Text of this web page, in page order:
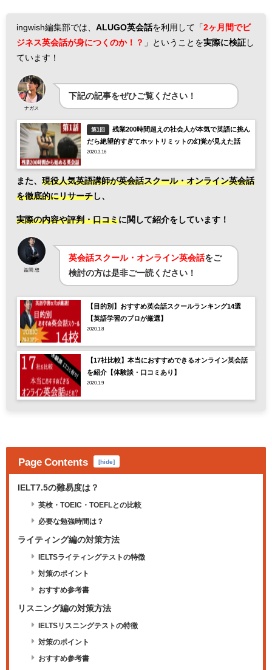
ingwish編集部では、 ALUGO英会話を利用して「 2ヶ月間でビ
ジネス英会話が身につくのか！？ 」ということを実際に検証 し
ています！
ナガス
下記の記事をぜひご覧ください！
第1回
残業200時間超えの社会人が本気で英語に挑ん
だら絶望的すぎてホットリミットの幻覚が見えた話
2020.3.16
また、 現役人気英語講師が英会話スクール・オンライン英会話
を徹底的にリサーチ し、
実際の内容や評判・口コミに関して紹介をしています！
益岡 想
英会話スクール・オンライン英会話をご
検討の方は是非ご一読ください！
【目的別】おすすめ英会話スクールランキング14選
【英語学習のプロが厳選】
2020.1.8
【17社比較】本当におすすめできるオンライン英会話
を紹介【体験談・口コミあり】
2020.1.9
Page Contents [hide]
IELT7.5の難易度は？
英検・TOEIC・TOEFLとの比較
必要な勉強時間は？
ライティング編の対策方法
IELTSライティングテストの特徴
対策のポイント
おすすめ参考書
リスニング編の対策方法
IELTSリスニングテストの特徴
対策のポイント
おすすめ参考書